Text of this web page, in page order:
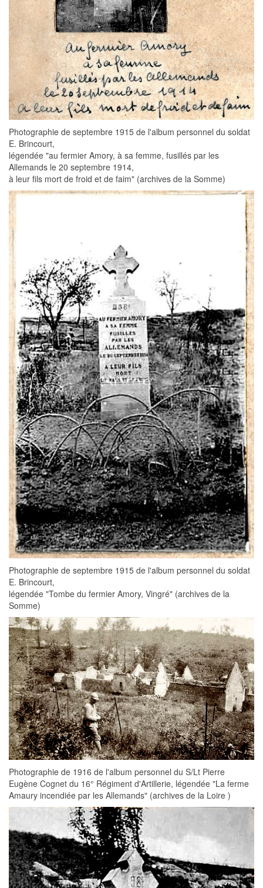
Photographie de septembre 1915 de l'album personnel du soldat
E. Brincourt,
légendée "au fermier Amory, à sa femme, fusillés par les
Allemands le 20 septembre 1914,
à leur fils mort de froid et de faim" (archives de la Somme)
Photographie de septembre 1915 de l'album personnel du soldat
E. Brincourt,
légendée "Tombe du fermier Amory, Vingré" (archives de la
Somme)
Photographie de 1916 de l'album personnel du S/Lt Pierre
Eugène Cognet du 16° Régiment d'Artillerie, légendée "La ferme
Amaury incendiée par les Allemands" (archives de la Loire )